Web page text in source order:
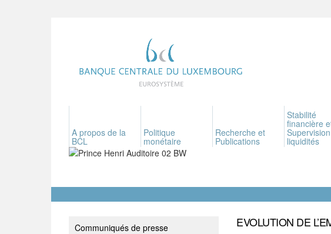
A propos de la
BCL
Politique
monétaire
Recherche et
Publications
Stabilité
financière
liquidités
Communiqués de presse
EVOLUTION DE